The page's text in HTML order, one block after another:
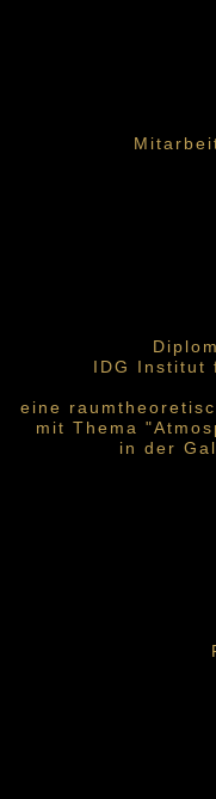
IDG Institut
eine
mit Thema
in der